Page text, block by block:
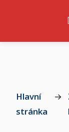
Hlavní
stránka
→